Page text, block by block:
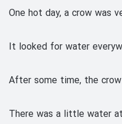
One hot day, a crow was
It looked for water
After some time, the
There was a little water